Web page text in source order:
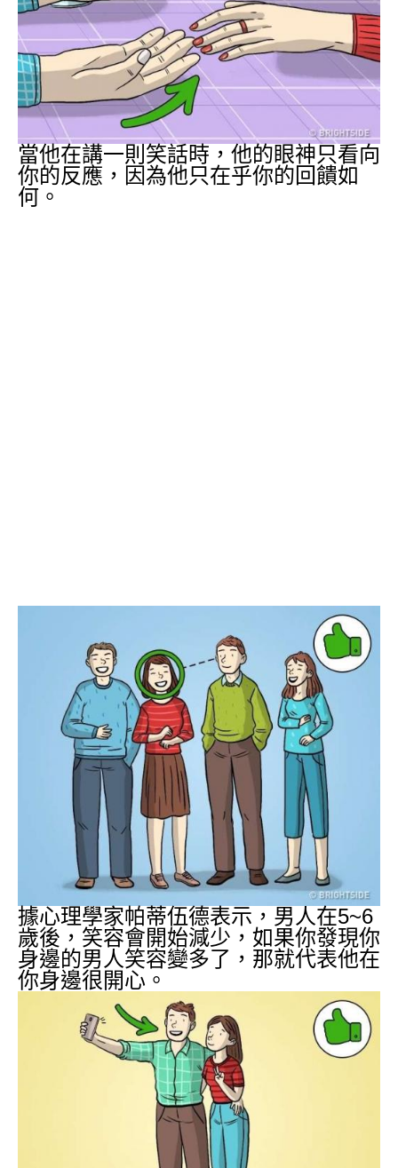
當他在講一則笑話時，他的眼神只看向
你的反應，因為他只在乎你的回饋如
何。
據心理學家帕蒂伍德表示，男人在5~6
歲後，笑容會開始減少，如果你發現你
身邊的男人笑容變多了，那就代表他在
你身邊很開心。